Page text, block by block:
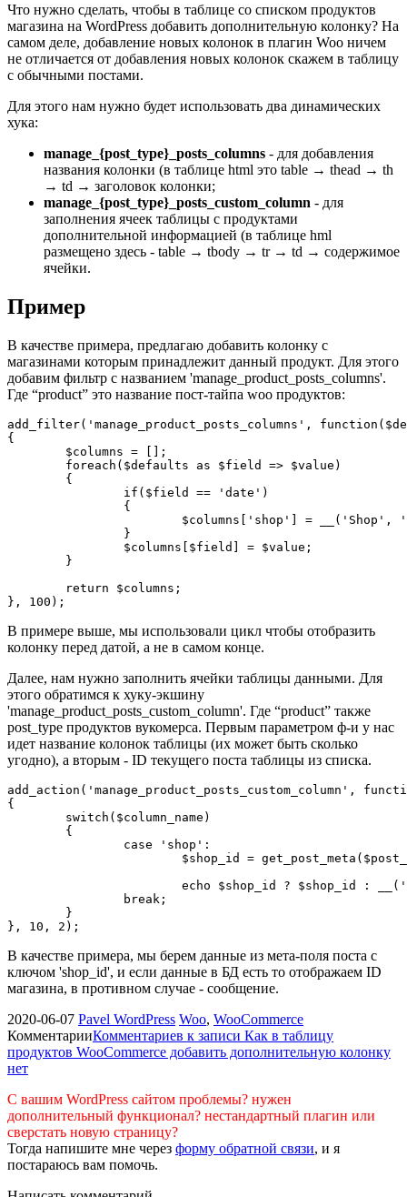
Что нужно сделать, чтобы в таблице со списком продуктов
магазина на WordPress добавить дополнительную колонку? На
самом деле, добавление новых колонок в плагин Woo ничем
не отличается от добавления новых колонок скажем в таблицу
с обычными постами.
Для этого нам нужно будет использовать два динамических
хука:
manage_{post_type}_posts_columns - для добавления
названия колонки (в таблице html это table → thead → th
→ td → заголовок колонки;
manage_{post_type}_posts_custom_column - для
заполнения ячеек таблицы с продуктами
дополнительной информацией (в таблице hml
размещено здесь - table → tbody → tr → td → содержимое
ячейки.
Пример
В качестве примера, предлагаю добавить колонку с
магазинами которым принадлежит данный продукт. Для этого
добавим фильтр с названием 'manage_product_posts_columns'.
Где “product” это название пост-тайпа woo продуктов:
add_filter('manage_product_posts_columns',
{
}, 100);
В примере выше, мы использовали цикл чтобы отобразить
колонку перед датой, а не в самом конце.
Далее, нам нужно заполнить ячейки таблицы данными. Для
этого обратимся к хуку-экшину
'manage_product_posts_custom_column'. Где “product” также
post_type продуктов вукомерса. Первым параметром ф-и у нас
идет название колонок таблицы (их может быть сколько
угодно), а вторым - ID текущего поста таблицы из списка.
add_action('manage_product_posts_custom_column',
{
}, 10, 2);
В качестве примера, мы берем данные из мета-поля поста с
ключом 'shop_id', и если данные в БД есть то отображаем ID
магазина, в противном случае - сообщение.
2020-06-07 Pavel WordPress Woo, WooCommerce
КомментарииКомментариев к записи Как в таблицу
продуктов WooCommerce добавить дополнительную колонку
нет
С вашим WordPress сайтом проблемы? нужен
дополнительный функционал? нестандартный плагин или
сверстать новую страницу?
Тогда напишите мне через форму обратной связи, и я
постараюсь вам помочь.